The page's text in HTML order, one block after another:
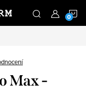
Max -